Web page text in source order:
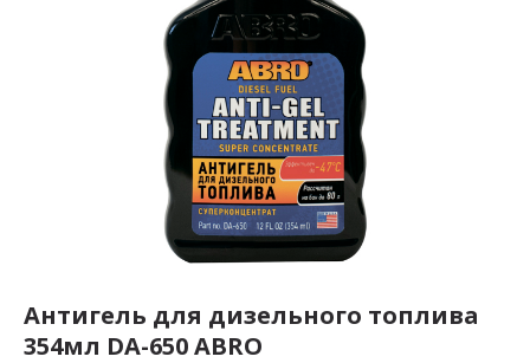
Антигель для дизельного топлива
354мл DA-650 ABRO